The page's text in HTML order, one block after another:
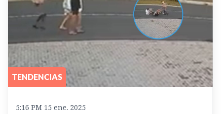
TENDENCIAS
5:16 PM 15 ene. 2025